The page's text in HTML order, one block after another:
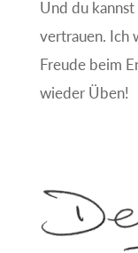
Und du
vertrauen. Ich
Freude beim
wieder Üben!